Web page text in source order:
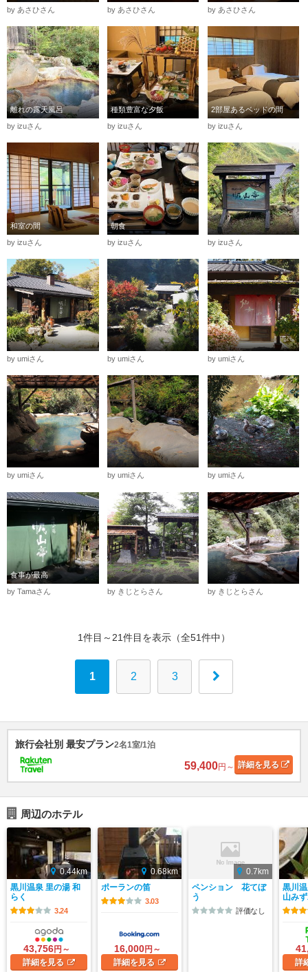
by あさひさん by あさひさん
by あさひさん
離れの露天風呂
by izuさん
種類豊富な夕飯
by izuさん
2部屋あるベッドの間
by izuさん
和室の間
by izuさん
朝食
by izuさん
by izuさん
by umiさん by umiさん by umiさん
by umiさん by umiさん by umiさん
食事が最高
by Tamaさん
by きじとらさん by きじとらさん
1件目～21件目を表示（全51件中）
1 2 3
旅行会社別 最安プラン2名1室/1泊
59,400円～ 詳細を見る
周辺のホテル
0.44km
黒川温泉 里の湯 和
らく
3.24
43,756円～
詳細を見る
0.68km
ポーランの笛
3.03
16,000円～
詳細を見る
0.7km
ペンション 花てぼ
う
評価なし
黒川
山み
詳